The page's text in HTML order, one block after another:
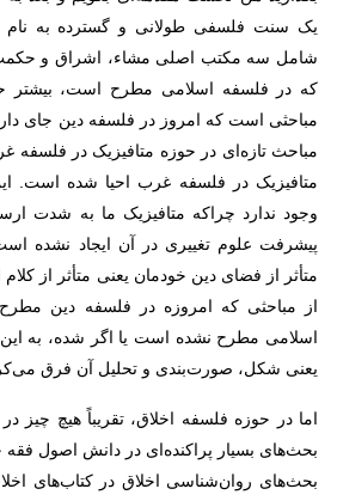
یک سنت فلسفی طولانی و گسترده به نام
شامل سه مکتب اصلی مشاء، اشراق و
که در فلسفه اسلامی مطرح است، بیشتر
مباحثی است که امروز در فلسفه دین جای
مباحث تازه‌ای در حوزه متافیزیک در
متافیزیک در فلسفه غرب احیا شده است.
وجود ندارد چراکه متافیزیک ما به شدت
پیشرفت علوم تغییری در آن ایجاد نشده
متأثر از فضای دین خودمان یعنی متأثر از
از مباحثی که امروزه در فلسفه دین
اسلامی مطرح نشده است یا اگر شده، به
یعنی شکل، صورت‌بندی و تحلیل آن فرق
اما در حوزه فلسفه اخلاق، تقریباً هیچ چیز
بحث‌های بسیار پراکنده‌ای در دانش اصول فقه
بحث‌های روان‌شناسی اخلاق در کتاب‌های